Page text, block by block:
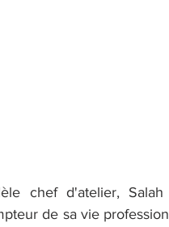
chef d'atelier,
de sa vie